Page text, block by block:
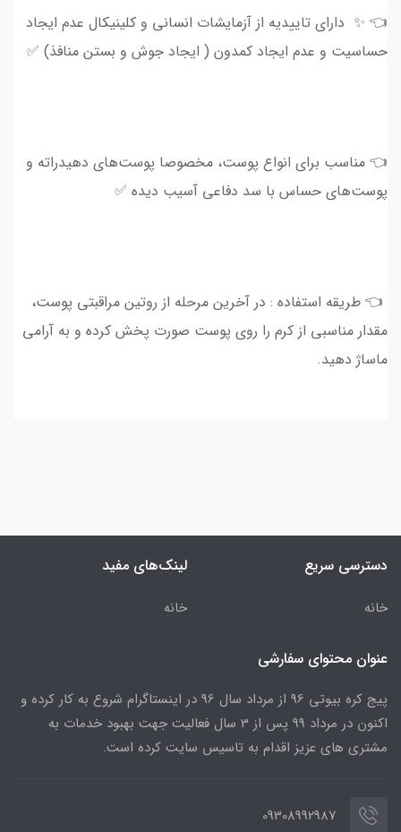
👈 ✨ دارای تاییدیه از آزمایشات انسانی و کلینیکال عدم ایجاد
حساسیت و عدم ایجاد کمدون ( ایجاد جوش و بستن منافذ) ✅
👈 مناسب برای انواع پوست، مخصوصا پوست‌های دهیدراته و
پوست‌های حساس با سد دفاعی آسیب دیده ✅
👈 طریقه استفاده : در آخرین مرحله از روتین مراقبتی پوست،
مقدار مناسبی از کرم را روی پوست صورت پخش کرده و به آرامی
ماساژ دهید.
دسترسی سریع
خانه
لینک‌های مفید
خانه
عنوان محتوای سفارشی
پیج کره بیوتی 96 از مرداد سال 96 در اینستاگرام شروع به کار کرده و
اکنون در مرداد 99 پس از 3 سال فعالیت جهت بهبود خدمات به
مشتری های عزیز اقدام به تاسیس سایت کرده است.
09308992987